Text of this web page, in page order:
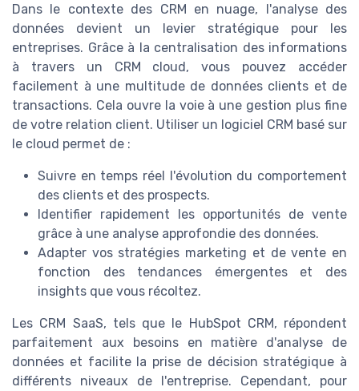
Dans le contexte des CRM en nuage, l'analyse des
données devient un levier stratégique pour les
entreprises. Grâce à la centralisation des informations
à travers un CRM cloud, vous pouvez accéder
facilement à une multitude de données clients et de
transactions. Cela ouvre la voie à une gestion plus fine
de votre relation client. Utiliser un logiciel CRM basé sur
le cloud permet de :
Suivre en temps réel l'évolution du comportement
des clients et des prospects.
Identifier rapidement les opportunités de vente
grâce à une analyse approfondie des données.
Adapter vos stratégies marketing et de vente en
fonction des tendances émergentes et des
insights que vous récoltez.
Les CRM SaaS, tels que le HubSpot CRM, répondent
parfaitement aux besoins en matière d'analyse de
données et facilite la prise de décision stratégique à
différents niveaux de l'entreprise. Cependant, pour